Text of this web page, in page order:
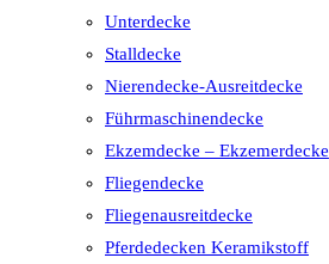
Unterdecke
Stalldecke
Nierendecke-Ausreitdecke
Führmaschinendecke
Ekzemdecke – Ekzemerdecke
Fliegendecke
Fliegenausreitdecke
Pferdedecken Keramikstoff